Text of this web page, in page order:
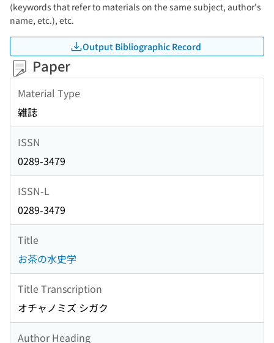
(keywords that refer to materials on the same subject, author's
name, etc.), etc.
Output Bibliographic Record
Paper
Material Type
雑誌
ISSN
0289-3479
ISSN-L
0289-3479
Title
お茶の水史学
Title Transcription
オチャノミズ シガク
Author Heading